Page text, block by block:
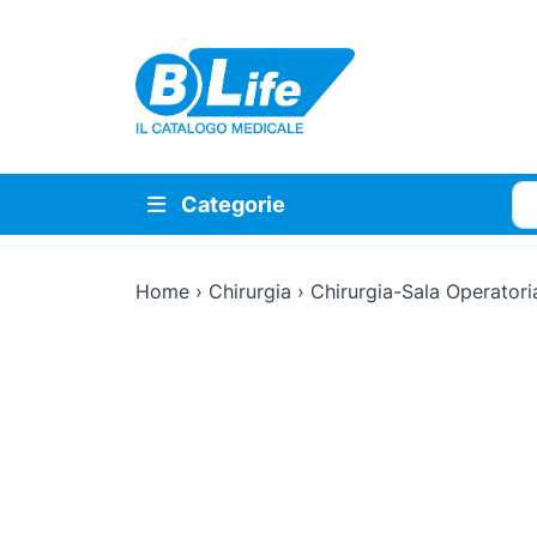
Vai al contenuto principale
Categorie
Home› Chirurgia › Chirurgia-Sala